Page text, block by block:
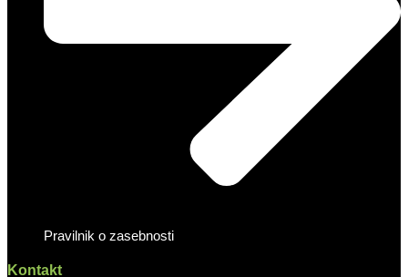
Pravilnik o zasebnosti
Kontakt